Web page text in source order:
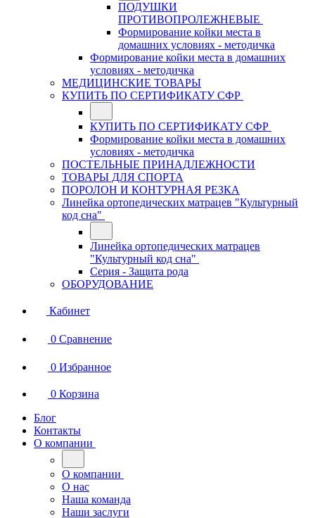
ПОДУШКИ
ПРОТИВОПРОЛЕЖНЕВЫЕ
Формирование койки места в
домашних условиях - методичка
Формирование койки места в домашних
условиях - методичка
МЕДИЦИНСКИЕ ТОВАРЫ
КУПИТЬ ПО СЕРТИФИКАТУ СФР
КУПИТЬ ПО СЕРТИФИКАТУ СФР
Формирование койки места в домашних
условиях - методичка
ПОСТЕЛЬНЫЕ ПРИНАДЛЕЖНОСТИ
ТОВАРЫ ДЛЯ СПОРТА
ПОРОЛОН И КОНТУРНАЯ РЕЗКА
Линейка ортопедических матрацев "Культурный
код сна"
Линейка ортопедических матрацев
"Культурный код сна"
Серия - Защита рода
ОБОРУДОВАНИЕ
Кабинет
0 Сравнение
0 Избранное
0 Корзина
Блог
Контакты
О компании
О компании
О нас
Наша команда
Наши заслуги